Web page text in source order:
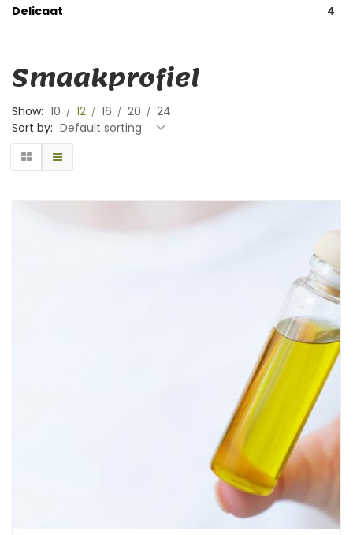
Delicaat 4
Smaakprofiel
Show: 10 12 16 20
24
Sort by: Default sorting